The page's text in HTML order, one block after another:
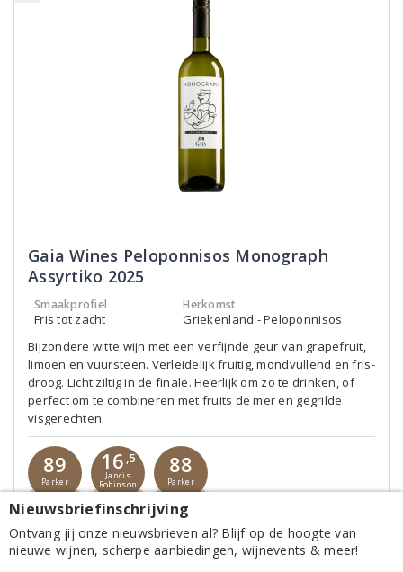
Gaia Wines Peloponnisos Monograph
Assyrtiko 2025
Smaakprofiel
Fris tot zacht
Herkomst
Griekenland - Peloponnisos
Bijzondere witte wijn met een verfijnde geur van grapefruit,
limoen en vuursteen. Verleidelijk fruitig, mondvullend en fris-
droog. Licht ziltig in de finale. Heerlijk om zo te drinken, of
perfect om te combineren met fruits de mer en gegrilde
visgerechten.
89
Parker
16 ,5
Jancis
Robinson
88
Parker
Op verlanglijst
Nieuwsbriefinschrijving
Ontvang jij onze nieuwsbrieven al? Blijf op de hoogte van
nieuwe wijnen, scherpe aanbiedingen, wijnevents & meer!